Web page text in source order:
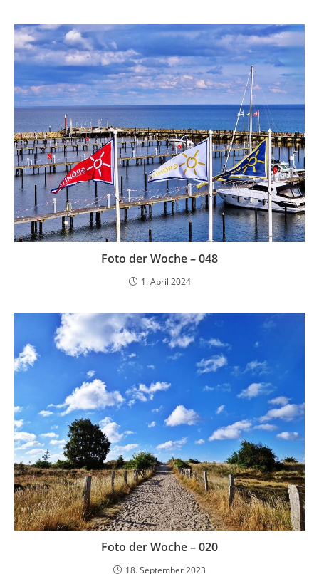
Foto der Woche – 048
1. April 2024
Foto der Woche – 020
18. September 2023